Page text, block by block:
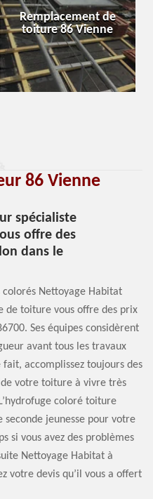
Remplacement de
toiture 86 Vienne
86 Vienne
spécialiste
offre des
dans le
colorés Nettoyage Habitat
de toiture vous offre des prix
Ses équipes considèrent
avant tous les travaux
accomplissez toujours des
votre toiture à vivre très
coloré toiture
jeunesse pour votre
si vous avez des problèmes
Nettoyage Habitat à
votre devis qu’il vous a offert